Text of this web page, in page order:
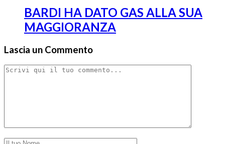
BARDI HA DATO GAS ALLA SUA
MAGGIORANZA
Lascia un Commento